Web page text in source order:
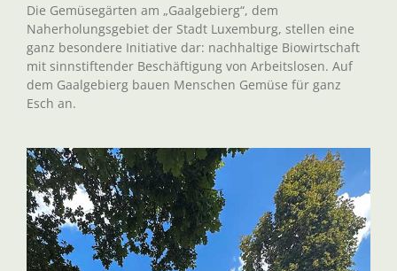
Die Gemüsegärten am „Gaalgebierg“, dem
Naherholungsgebiet der Stadt Luxemburg, stellen eine
ganz besondere Initiative dar: nachhaltige Biowirtschaft
mit sinnstiftender Beschäftigung von Arbeitslosen. Auf
dem Gaalgebierg bauen Menschen Gemüse für ganz
Esch an.